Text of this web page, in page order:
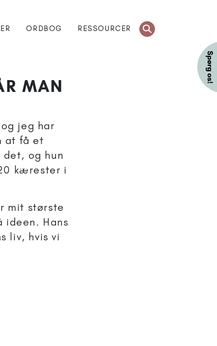
ORDBOG RESSOURCER
MAN
jeg har
at få et
og hun
kærester i
mit største
ideen. Hans
liv, hvis vi